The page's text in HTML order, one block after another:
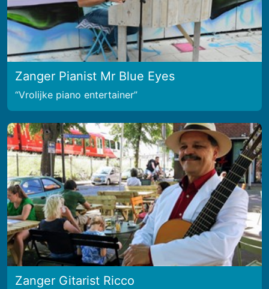
Zanger Pianist Mr Blue Eyes
Vrolijke piano entertainer
Zanger Gitarist Ricco